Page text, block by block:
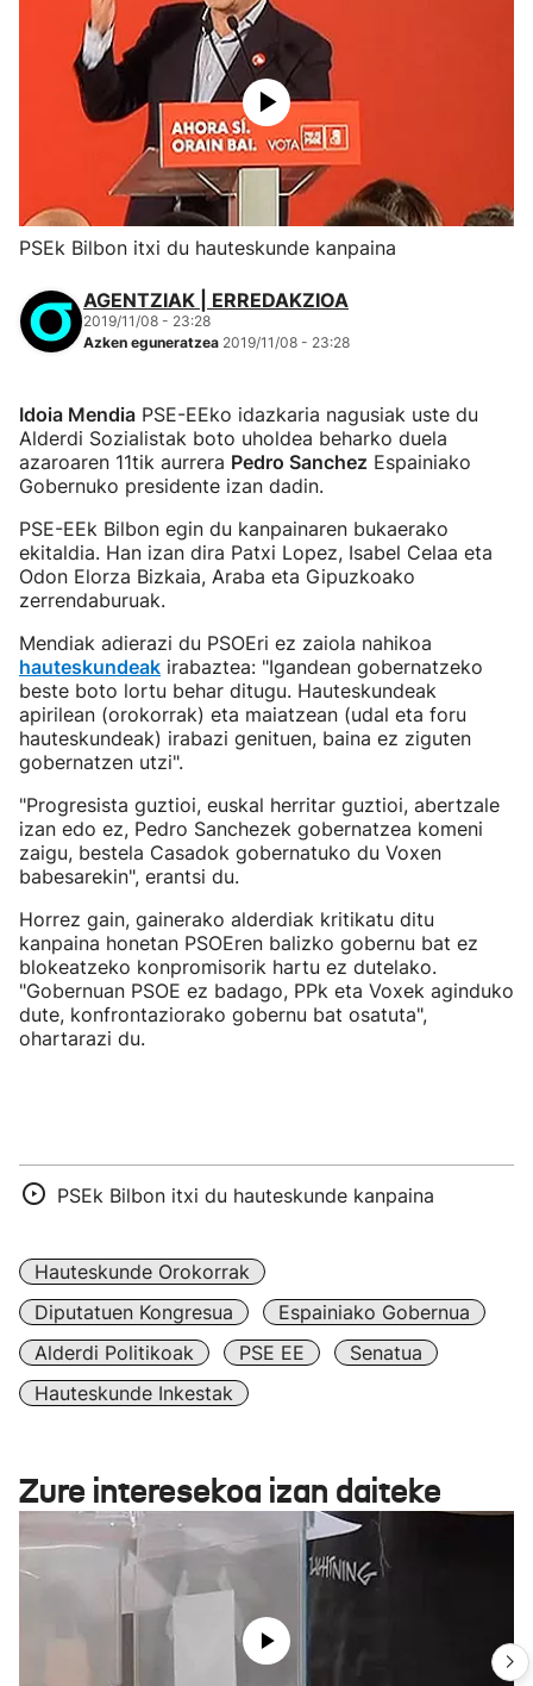
PSEk Bilbon itxi du hauteskunde kanpaina
AGENTZIAK | ERREDAKZIOA
2019/11/08 - 23:28
Azken eguneratzea 2019/11/08 - 23:28
Idoia Mendia PSE-EEko idazkaria nagusiak uste du
Alderdi Sozialistak boto uholdea beharko duela
azaroaren 11tik aurrera Pedro Sanchez Espainiako
Gobernuko presidente izan dadin.
PSE-EEk Bilbon egin du kanpainaren bukaerako
ekitaldia. Han izan dira Patxi Lopez, Isabel Celaa eta
Odon Elorza Bizkaia, Araba eta Gipuzkoako
zerrendaburuak.
Mendiak adierazi du PSOEri ez zaiola nahikoa
hauteskundeak irabaztea: "Igandean gobernatzeko
beste boto lortu behar ditugu. Hauteskundeak
apirilean (orokorrak) eta maiatzean (udal eta foru
hauteskundeak) irabazi genituen, baina ez ziguten
gobernatzen utzi".
"Progresista guztioi, euskal herritar guztioi, abertzale
izan edo ez, Pedro Sanchezek gobernatzea komeni
zaigu, bestela Casadok gobernatuko du Voxen
babesarekin", erantsi du.
Horrez gain, gainerako alderdiak kritikatu ditu
kanpaina honetan PSOEren balizko gobernu bat ez
blokeatzeko konpromisorik hartu ez dutelako.
"Gobernuan PSOE ez badago, PPk eta Voxek aginduko
dute, konfrontaziorako gobernu bat osatuta",
ohartarazi du.
PSEk Bilbon itxi du hauteskunde kanpaina
Hauteskunde Orokorrak
Diputatuen Kongresua
Espainiako Gobernua
Alderdi Politikoak
PSE EE
Senatua
Hauteskunde Inkestak
Zure interesekoa izan daiteke